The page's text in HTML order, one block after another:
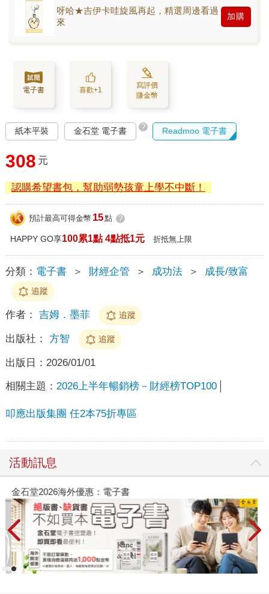
呀哈★吉伊卡哇旋風再起，精選周邊看過
來
加購
電子書 喜歡+1
寫評價
賺金幣
紙本平裝 金石堂 電子書 ? Readmoo 電子書
308 元
認購希望書包，幫助弱勢孩童上學不中斷！
預計最高可得金幣 15點 ?
HAPPY GO享100累1點 4點抵1元 折抵無上限
分類： 電子書 ＞ 財經企管 ＞ 成功法 ＞ 成長/致富
追蹤
作者： 吉姆．墨菲 追蹤
出版社： 方智 追蹤
出版日： 2026/01/01
相關主題： 2026上半年暢銷榜－財經榜TOP100
叩應出版集團 任2本75折專區
活動訊息
金石堂2026海外優惠：電子書